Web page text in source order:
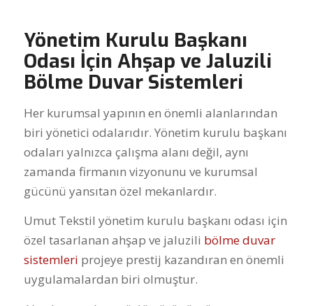
Yönetim Kurulu Başkanı
Odası İçin Ahşap ve Jaluzili
Bölme Duvar Sistemleri
Her kurumsal yapının en önemli alanlarından
biri yönetici odalarıdır. Yönetim kurulu başkanı
odaları yalnızca çalışma alanı değil, aynı
zamanda firmanın vizyonunu ve kurumsal
gücünü yansıtan özel mekanlardır.
Umut Tekstil yönetim kurulu başkanı odası için
özel tasarlanan ahşap ve jaluzili bölme duvar
sistemleri projeye prestij kazandıran en önemli
uygulamalardan biri olmuştur.